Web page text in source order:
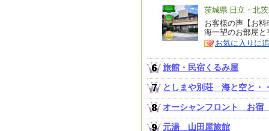
エ
リ
ア
茨城県 日立・北
特
徴
お客様の声【お
海一望のお部屋と
お気に入りに
旅館・民宿くるみ屋
としまや別荘 海と空と・
オーシャンフロント お
元湯 山田屋旅館